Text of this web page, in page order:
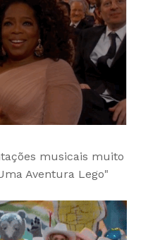
musicais muito
Aventura Lego"